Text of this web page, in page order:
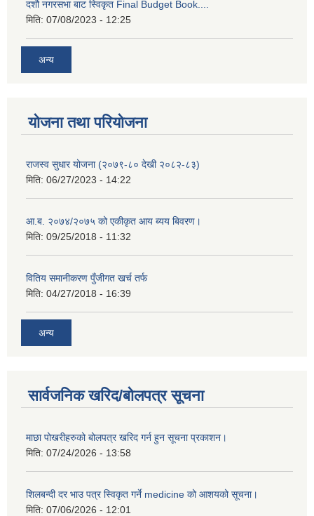
दशौ नगरसभा बाट स्विकृत Final Budget Book....
मिति: 07/08/2023 - 12:25
अन्य
योजना तथा परियोजना
राजस्व सुधार योजना (२०७९-८० देखी २०८२-८३)
मिति: 06/27/2023 - 14:22
आ.ब. २०७४/२०७५ को एकीकृत आय ब्यय बिवरण।
मिति: 09/25/2018 - 11:32
वितिय समानीकरण पुँजीगत खर्च तर्फ
मिति: 04/27/2018 - 16:39
अन्य
सार्वजनिक खरिद/बोलपत्र सूचना
माछा पोखरीहरुको बोलपत्र खरिद गर्न हुन सूचना प्रकाशन।
मिति: 07/24/2026 - 13:58
शिलबन्दी दर भाउ पत्र स्विकृत गर्ने medicine को आशयको सूचना।
मिति: 07/06/2026 - 12:01